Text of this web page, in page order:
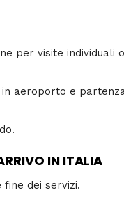
per visite individuali
aeroporto e
IN ITALIA
dei servizi.